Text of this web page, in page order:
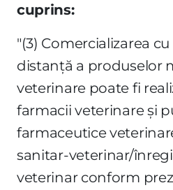
cuprins:
"(3) Comercializarea
distanţă a produselor
veterinare poate fi
farmacii veterinare şi
farmaceutice
sanitar-veterinar/
veterinar conform